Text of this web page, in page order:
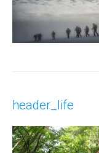
header_life